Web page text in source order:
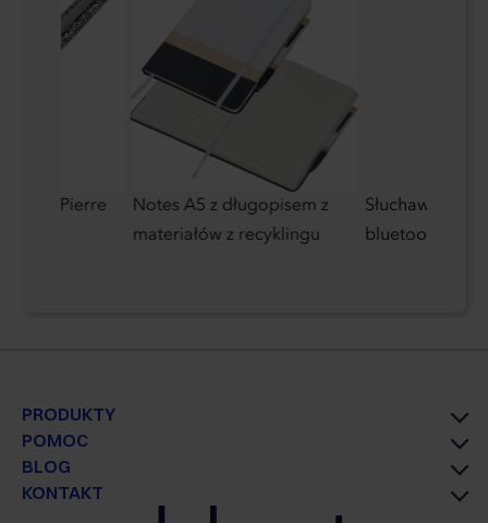
Pierre
Notes A5 z długopisem z
materiałów z recyklingu
Słuchawki
bluetooth
PRODUKTY
POMOC
BLOG
KONTAKT